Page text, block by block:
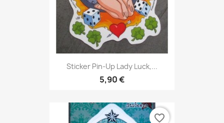
Sticker Pin-Up Lady Luck,...
5,90 €
favorite_border